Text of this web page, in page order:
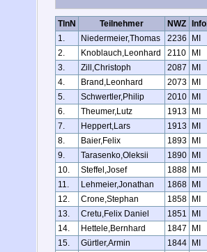
TlnN Teilnehmer NWZ
1.
Niedermeier,Thomas 2236
MI
2.
Knoblauch,Leonhard 2110
MI
3.
Zill,Christoph 2087
MI
4.
Brand,Leonhard 2073
MI
5.
Schwertler,Philip 2010
MI
6.
Theumer,Lutz 1913
MI
7.
Heppert,Lars 1913
MI
8.
Baier,Felix 1893
MI
9.
Tarasenko,Oleksii 1890
MI
10.
Steffel,Josef 1888
MI
11.
Lehmeier,Jonathan 1868
MI
12.
Crone,Stephan 1858
MI
13.
Cretu,Felix Daniel 1851
MI
14.
Hettele,Bernhard 1847
MI
15.
Gürtler,Armin 1844
MI